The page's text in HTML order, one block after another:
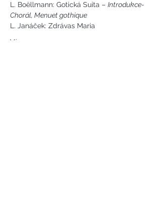
L. Boëllmann: Gotická Suita – Introdukce-
Chorál, Menuet gothique
L. Janáček: Zdrávas Maria
Více